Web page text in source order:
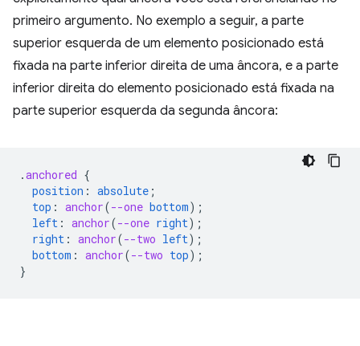
primeiro argumento. No exemplo a seguir, a parte
superior esquerda de um elemento posicionado está
fixada na parte inferior direita de uma âncora, e a parte
inferior direita do elemento posicionado está fixada na
parte superior esquerda da segunda âncora:
.anchored {
position : absolute ;
top : anchor(--one bottom);
left : anchor(--one right);
right : anchor(--two left);
bottom : anchor(--two top);
}